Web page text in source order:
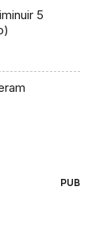
5
PUB